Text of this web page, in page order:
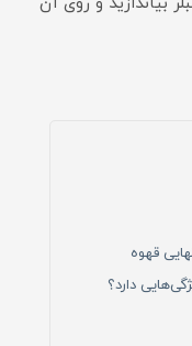
قهوه‌
دارد؟